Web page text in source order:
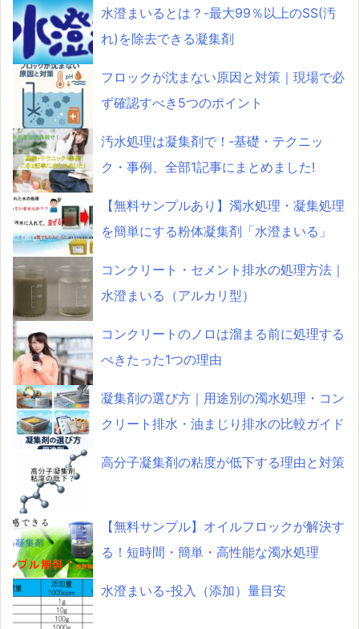
水澄まいるとは？-最大99％以上のSS(汚
れ)を除去できる凝集剤
フロックが沈まない原因と対策｜現場で必
ず確認すべき5つのポイント
汚水処理は凝集剤で！‐基礎・テクニッ
ク・事例、全部1記事にまとめました!
【無料サンプルあり】濁水処理・凝集処理
を簡単にする粉体凝集剤「水澄まいる」
コンクリート・セメント排水の処理方法｜
水澄まいる（アルカリ型）
コンクリートのノロは溜まる前に処理する
べきたった1つの理由
凝集剤の選び方｜用途別の濁水処理・コン
クリート排水・油まじり排水の比較ガイド
高分子凝集剤の粘度が低下する理由と対策
【無料サンプル】オイルフロックが解決す
る！短時間・簡単・高性能な濁水処理
水澄まいる-投入（添加）量目安